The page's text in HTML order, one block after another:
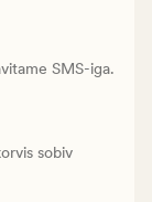
SMS-iga.
sobiv